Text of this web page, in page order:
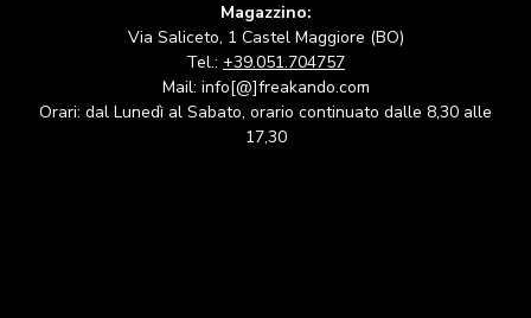
Magazzino:
Via Saliceto, 1 Castel Maggiore (BO)
Tel.: +39.051.704757
Mail: info[@]freakando.com
Orari: dal Lunedì al Sabato, orario continuato dalle 8,30 alle
17,30